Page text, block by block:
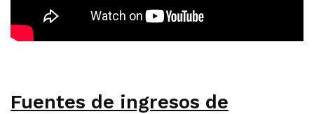
Fuentes de ingresos de